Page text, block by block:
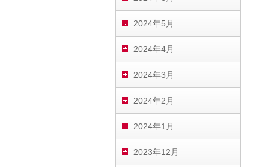
2024年5月
2024年4月
2024年3月
2024年2月
2024年1月
2023年12月